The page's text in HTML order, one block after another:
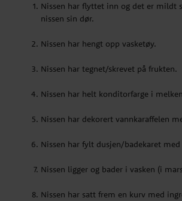
Nissen har dekorert
lussekatter.
Nissen har lagt frem penner og
Nissen har flyttet inn og det er mildt
nissen sin dør.
Nissen har hengt opp vasketøy.
Nissen har tegnet/skrevet på frukten.
Nissen har helt konditorfarge i
Nissen har dekorert vannkaraffelen
Nissen har fylt dusjen/badekaret med
Nissen ligger og bader i vasken (i
Nissen har satt frem en kurv med